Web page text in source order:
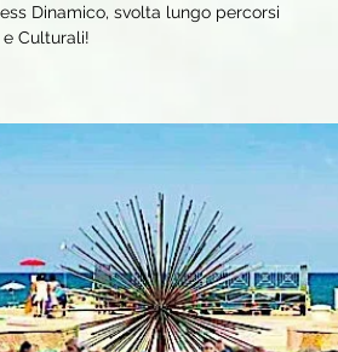
Dinamico, svolta lungo percorsi
Culturali!